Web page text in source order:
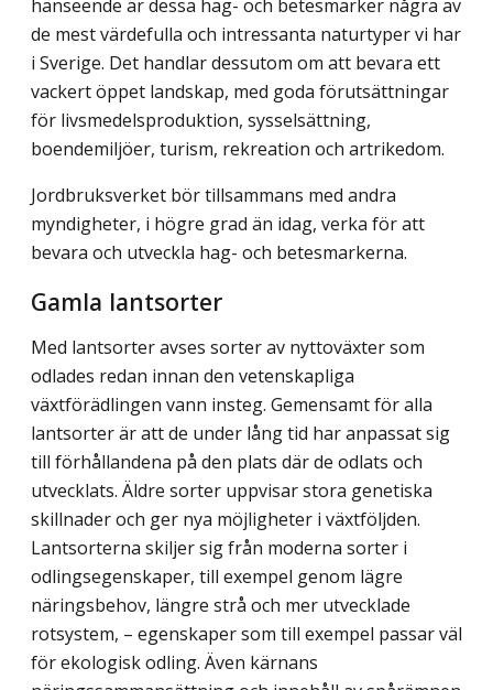
hänseende är dessa hag- och betesmarker några av
de mest värdefulla och intressanta naturtyper vi har
i Sverige. Det handlar dessutom om att bevara ett
vackert öppet landskap, med goda förutsätt­ningar
för livsmedelsproduktion, sysselsättning,
boendemiljöer, turism, rekreation och artrikedom.
Jordbruksverket bör tillsammans med andra
myndigheter, i högre grad än idag, verka för att
bevara och utveckla hag- och betesmarkerna.
Gamla lantsorter
Med lantsorter avses sorter av nyttoväxter som
odlades redan innan den vetenskapliga
växtförädlingen vann insteg. Gemensamt för alla
lantsorter är att de under lång tid har anpassat sig
till förhållandena på den plats där de odlats och
utvecklats. Äldre sorter uppvisar stora genetiska
skillnader och ger nya möjligheter i växtföljden.
Lantsorterna skiljer sig från moderna sorter i
odlingsegenskaper, till exempel genom lägre
närings­behov, längre strå och mer utvecklade
rotsystem, – egenskaper som till exempel passar väl
för ekologisk odling. Även kärnans